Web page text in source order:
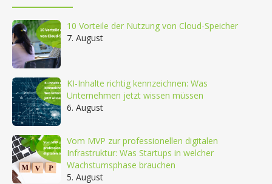
10 Vorteile der Nutzung von Cloud-Speicher
7. August
KI-Inhalte richtig kennzeichnen: Was
Unternehmen jetzt wissen müssen
6. August
Vom MVP zur professionellen digitalen
Infrastruktur: Was Startups in welcher
Wachstumsphase brauchen
5. August